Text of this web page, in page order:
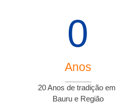
Anos
0
20Anos de tradição em
Bauru e Região